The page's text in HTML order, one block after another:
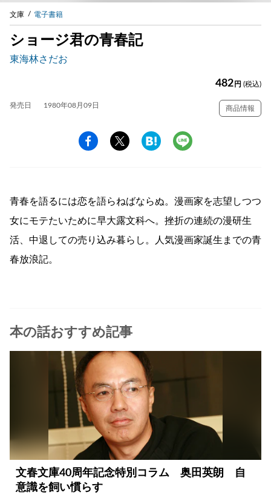
文庫 電子書籍
ショージ君の青春記
東海林さだお
482 円 (税込)
発売日 1980年08月09日 商品情報
青春を語るには恋を語らねばならぬ。漫画家を志望しつつ
女にモテたいために早大露文科へ。挫折の連続の漫研生
活、中退しての売り込み暮らし。人気漫画家誕生までの青
春放浪記。
本の話おすすめ記事
文春文庫40周年記念特別コラム 奥田英朗 自
意識を飼い慣らす